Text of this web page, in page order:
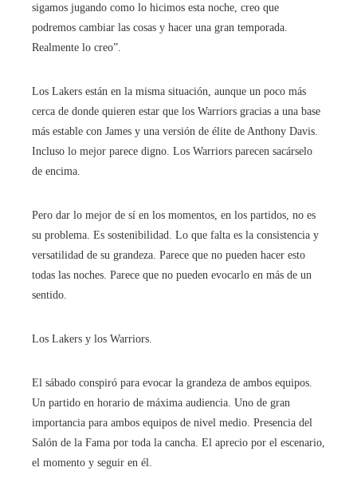
sigamos jugando como lo hicimos esta noche, creo que
podremos cambiar las cosas y hacer una gran temporada.
Realmente lo creo”.
Los Lakers están en la misma situación, aunque un poco más
cerca de donde quieren estar que los Warriors gracias a una base
más estable con James y una versión de élite de Anthony Davis.
Incluso lo mejor parece digno. Los Warriors parecen sacárselo
de encima.
Pero dar lo mejor de sí en los momentos, en los partidos, no es
su problema. Es sostenibilidad. Lo que falta es la consistencia y
versatilidad de su grandeza. Parece que no pueden hacer esto
todas las noches. Parece que no pueden evocarlo en más de un
sentido.
Los Lakers y los Warriors.
El sábado conspiró para evocar la grandeza de ambos equipos.
Un partido en horario de máxima audiencia. Uno de gran
importancia para ambos equipos de nivel medio. Presencia del
Salón de la Fama por toda la cancha. El aprecio por el escenario,
el momento y seguir en él.